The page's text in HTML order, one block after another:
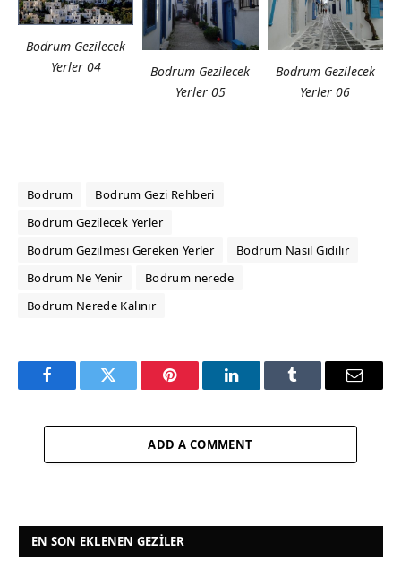
Bodrum Gezilecek
Yerler 04
Bodrum Gezilecek
Yerler 05
Bodrum Gezilecek
Yerler 06
Bodrum
Bodrum Gezi Rehberi
Bodrum Gezilecek Yerler
Bodrum Gezilmesi Gereken Yerler
Bodrum Nasıl Gidilir
Bodrum Ne Yenir
Bodrum nerede
Bodrum Nerede Kalınır
FacebookTwitter Pinterest LinkedInTumblr Email
ADD A COMMENT
EN SON EKLENEN GEZILER